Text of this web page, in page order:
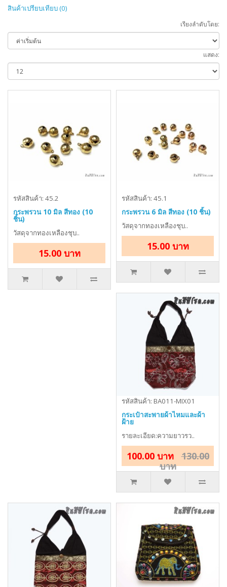
สินค้าเปรียบเทียบ (0)
เรียงลำดับโดย:
แสดง:
รหัสสินค้า: 45.2
กระพรวน 10 มิล สีทอง (10
ชิ้น)
วัสดุจากทองเหลืองชุบ..
15.00 บาท
รหัสสินค้า: 45.1
กระพรวน 6 มิล สีทอง (10 ชิ้น)
วัสดุจากทองเหลืองชุบ..
15.00 บาท
รหัสสินค้า: BA011-MIX01
กระเป๋าสะพายผ้าไหมและผ้า
ฝ้าย
รายละเอียด:ความยาวรว..
100.00 บาท
130.00
บาท